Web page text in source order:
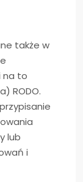
także w
na to
RODO.
lub
i